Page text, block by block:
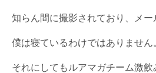
知らん間に撮影されており、メー
僕は寝ているわけではありません。
それにしてもルアマガチーム激飲